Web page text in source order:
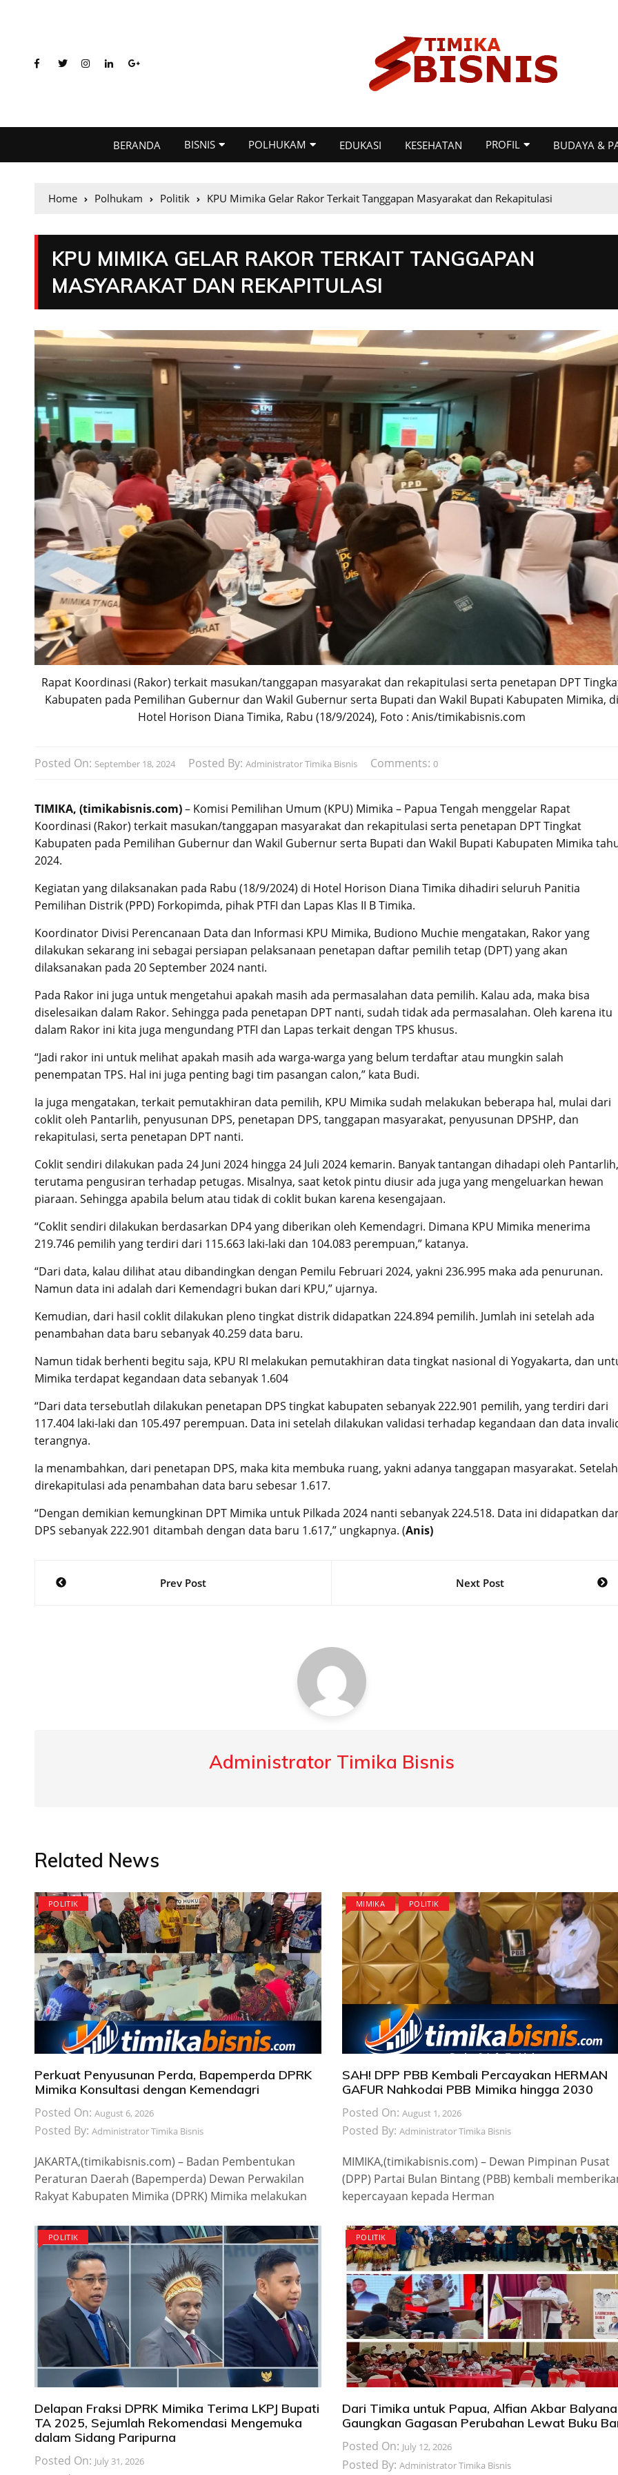
BERANDA BISNIS POLHUKAM EDUKASI KESEHATAN PROFIL BUDAYA &
Home Polhukam Politik KPU Mimika Gelar Rakor Terkait Tanggapan Masyarakat dan Rekapitulasi
KPU MIMIKA GELAR RAKOR TERKAIT TANGGAPAN
MASYARAKAT DAN REKAPITULASI
Rapat Koordinasi (Rakor) terkait masukan/tanggapan masyarakat dan rekapitulasi serta penetapan DPT
Kabupaten pada Pemilihan Gubernur dan Wakil Gubernur serta Bupati dan Wakil Bupati Kabupaten Mimika, di
Hotel Horison Diana Timika, Rabu (18/9/2024), Foto : Anis/timikabisnis.com
Posted On: September 18, 2024 Posted By: Administrator Timika Bisnis Comments: 0
TIMIKA, (timikabisnis.com)– Komisi Pemilihan Umum (KPU) Mimika – Papua Tengah menggelar Rapat
Koordinasi (Rakor) terkait masukan/tanggapan masyarakat dan rekapitulasi serta penetapan DPT Tingkat
Kabupaten pada Pemilihan Gubernur dan Wakil Gubernur serta Bupati dan Wakil Bupati Kabupaten Mimika
2024.
Kegiatan yang dilaksanakan pada Rabu (18/9/2024) di Hotel Horison Diana Timika dihadiri seluruh Panitia
Pemilihan Distrik (PPD) Forkopimda, pihak PTFI dan Lapas Klas II B Timika.
Koordinator Divisi Perencanaan Data dan Informasi KPU Mimika, Budiono Muchie mengatakan, Rakor yang
dilakukan sekarang ini sebagai persiapan pelaksanaan penetapan daftar pemilih tetap (DPT) yang akan
dilaksanakan pada 20 September 2024 nanti.
Pada Rakor ini juga untuk mengetahui apakah masih ada permasalahan data pemilih. Kalau ada, maka bisa
diselesaikan dalam Rakor. Sehingga pada penetapan DPT nanti, sudah tidak ada permasalahan. Oleh karena itu
dalam Rakor ini kita juga mengundang PTFI dan Lapas terkait dengan TPS khusus.
“Jadi rakor ini untuk melihat apakah masih ada warga-warga yang belum terdaftar atau mungkin salah
penempatan TPS. Hal ini juga penting bagi tim pasangan calon,” kata Budi.
Ia juga mengatakan, terkait pemutakhiran data pemilih, KPU Mimika sudah melakukan beberapa hal, mulai dari
coklit oleh Pantarlih, penyusunan DPS, penetapan DPS, tanggapan masyarakat, penyusunan DPSHP, dan
rekapitulasi, serta penetapan DPT nanti.
Coklit sendiri dilakukan pada 24 Juni 2024 hingga 24 Juli 2024 kemarin. Banyak tantangan dihadapi oleh Pantarlih,
terutama pengusiran terhadap petugas. Misalnya, saat ketok pintu diusir ada juga yang mengeluarkan hewan
piaraan. Sehingga apabila belum atau tidak di coklit bukan karena kesengajaan.
“Coklit sendiri dilakukan berdasarkan DP4 yang diberikan oleh Kemendagri. Dimana KPU Mimika menerima
219.746 pemilih yang terdiri dari 115.663 laki-laki dan 104.083 perempuan,” katanya.
“Dari data, kalau dilihat atau dibandingkan dengan Pemilu Februari 2024, yakni 236.995 maka ada penurunan.
Namun data ini adalah dari Kemendagri bukan dari KPU,” ujarnya.
Kemudian, dari hasil coklit dilakukan pleno tingkat distrik didapatkan 224.894 pemilih. Jumlah ini setelah ada
penambahan data baru sebanyak 40.259 data baru.
Namun tidak berhenti begitu saja, KPU RI melakukan pemutakhiran data tingkat nasional di Yogyakarta, dan
Mimika terdapat kegandaan data sebanyak 1.604
“Dari data tersebutlah dilakukan penetapan DPS tingkat kabupaten sebanyak 222.901 pemilih, yang terdiri dari
117.404 laki-laki dan 105.497 perempuan. Data ini setelah dilakukan validasi terhadap kegandaan dan data
terangnya.
Ia menambahkan, dari penetapan DPS, maka kita membuka ruang, yakni adanya tanggapan masyarakat. Setelah
direkapitulasi ada penambahan data baru sebesar 1.617.
“Dengan demikian kemungkinan DPT Mimika untuk Pilkada 2024 nanti sebanyak 224.518. Data ini didapatkan
DPS sebanyak 222.901 ditambah dengan data baru 1.617,” ungkapnya. (Anis)
Post
Prev Post Next Post
Administrator Timika Bisnis
Related News
POLITIK
Perkuat Penyusunan Perda, Bapemperda DPRK
Mimika Konsultasi dengan Kemendagri
Posted On: August 6, 2026
Posted By: Administrator Timika Bisnis
JAKARTA,(timikabisnis.com) – Badan Pembentukan
Peraturan Daerah (Bapemperda) Dewan Perwakilan
Rakyat Kabupaten Mimika (DPRK) Mimika melakukan
MIMIKA POLITIK
SAH! DPP PBB Kembali Percayakan HERMAN
GAFUR Nahkodai PBB Mimika hingga 2030
Posted On: August 1, 2026
Posted By: Administrator Timika Bisnis
MIMIKA,(timikabisnis.com) – Dewan Pimpinan Pusat
(DPP) Partai Bulan Bintang (PBB) kembali
kepercayaan kepada Herman
POLITIK
Delapan Fraksi DPRK Mimika Terima LKPJ Bupati
TA 2025, Sejumlah Rekomendasi Mengemuka
dalam Sidang Paripurna
Posted On: July 31, 2026
POLITIK
Dari Timika untuk Papua, Alfian Akbar
Gaungkan Gagasan Perubahan Lewat Buku
Posted On: July 12, 2026
Posted By: Administrator Timika Bisnis